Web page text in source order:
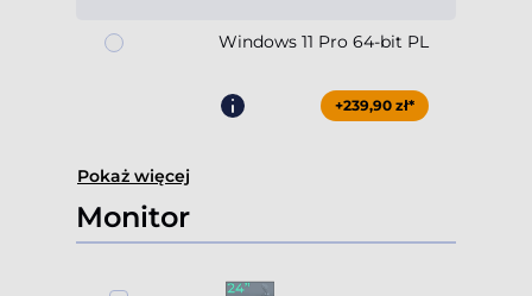
Windows 11 Pro 64-bit PL
+239,90 zł*
Pokaż więcej
Monitor